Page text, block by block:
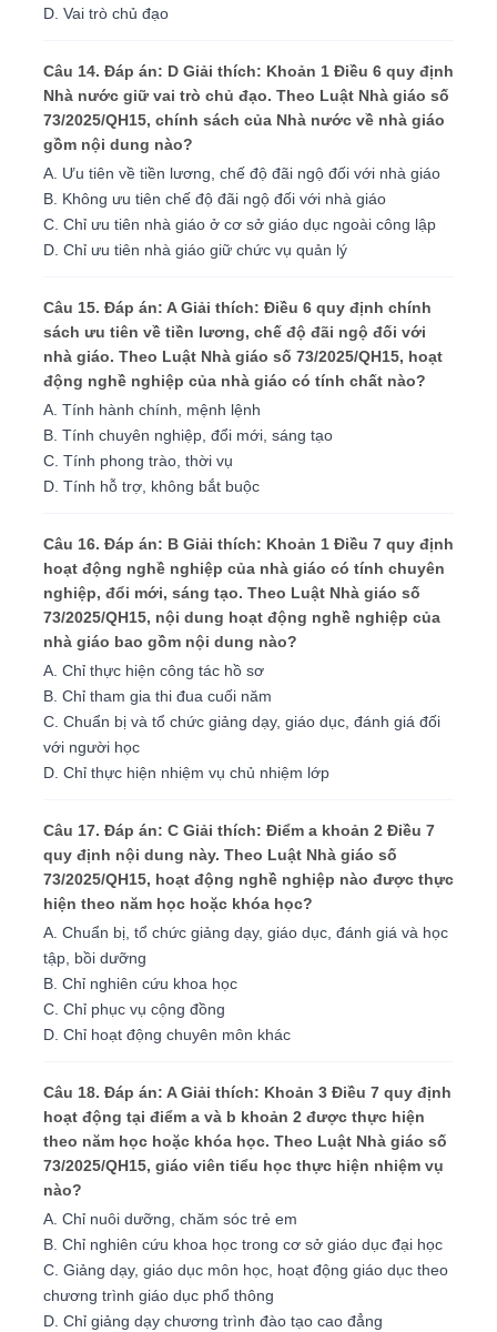
D. Vai trò chủ đạo
Câu 14. Đáp án: D Giải thích: Khoản 1 Điều 6 quy định
Nhà nước giữ vai trò chủ đạo. Theo Luật Nhà giáo số
73/2025/QH15, chính sách của Nhà nước về nhà giáo
gồm nội dung nào?
A. Ưu tiên về tiền lương, chế độ đãi ngộ đối với nhà giáo
B. Không ưu tiên chế độ đãi ngộ đối với nhà giáo
C. Chỉ ưu tiên nhà giáo ở cơ sở giáo dục ngoài công lập
D. Chỉ ưu tiên nhà giáo giữ chức vụ quản lý
Câu 15. Đáp án: A Giải thích: Điều 6 quy định chính
sách ưu tiên về tiền lương, chế độ đãi ngộ đối với
nhà giáo. Theo Luật Nhà giáo số 73/2025/QH15, hoạt
động nghề nghiệp của nhà giáo có tính chất nào?
A. Tính hành chính, mệnh lệnh
B. Tính chuyên nghiệp, đổi mới, sáng tạo
C. Tính phong trào, thời vụ
D. Tính hỗ trợ, không bắt buộc
Câu 16. Đáp án: B Giải thích: Khoản 1 Điều 7 quy định
hoạt động nghề nghiệp của nhà giáo có tính chuyên
nghiệp, đổi mới, sáng tạo. Theo Luật Nhà giáo số
73/2025/QH15, nội dung hoạt động nghề nghiệp của
nhà giáo bao gồm nội dung nào?
A. Chỉ thực hiện công tác hồ sơ
B. Chỉ tham gia thi đua cuối năm
C. Chuẩn bị và tổ chức giảng dạy, giáo dục, đánh giá đối
với người học
D. Chỉ thực hiện nhiệm vụ chủ nhiệm lớp
Câu 17. Đáp án: C Giải thích: Điểm a khoản 2 Điều 7
quy định nội dung này. Theo Luật Nhà giáo số
73/2025/QH15, hoạt động nghề nghiệp nào được thực
hiện theo năm học hoặc khóa học?
A. Chuẩn bị, tổ chức giảng dạy, giáo dục, đánh giá và học
tập, bồi dưỡng
B. Chỉ nghiên cứu khoa học
C. Chỉ phục vụ cộng đồng
D. Chỉ hoạt động chuyên môn khác
Câu 18. Đáp án: A Giải thích: Khoản 3 Điều 7 quy định
hoạt động tại điểm a và b khoản 2 được thực hiện
theo năm học hoặc khóa học. Theo Luật Nhà giáo số
73/2025/QH15, giáo viên tiểu học thực hiện nhiệm vụ
nào?
A. Chỉ nuôi dưỡng, chăm sóc trẻ em
B. Chỉ nghiên cứu khoa học trong cơ sở giáo dục đại học
C. Giảng dạy, giáo dục môn học, hoạt động giáo dục theo
chương trình giáo dục phổ thông
D. Chỉ giảng dạy chương trình đào tạo cao đẳng